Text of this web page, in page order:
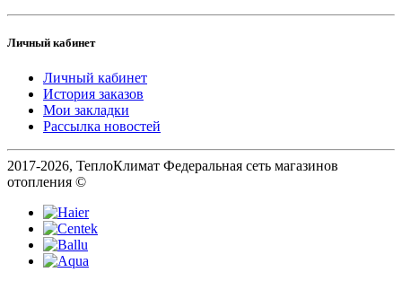
Личный кабинет
Личный кабинет
История заказов
Мои закладки
Рассылка новостей
2017-2026, ТеплоКлимат Федеральная сеть магазинов
отопления ©